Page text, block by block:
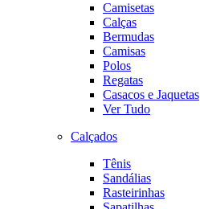
Camisetas
Calças
Bermudas
Camisas
Polos
Regatas
Casacos e Jaquetas
Ver Tudo
Calçados
Tênis
Sandálias
Rasteirinhas